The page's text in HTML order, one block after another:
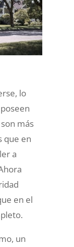
lo
poseen
más
que en
a
en el
un